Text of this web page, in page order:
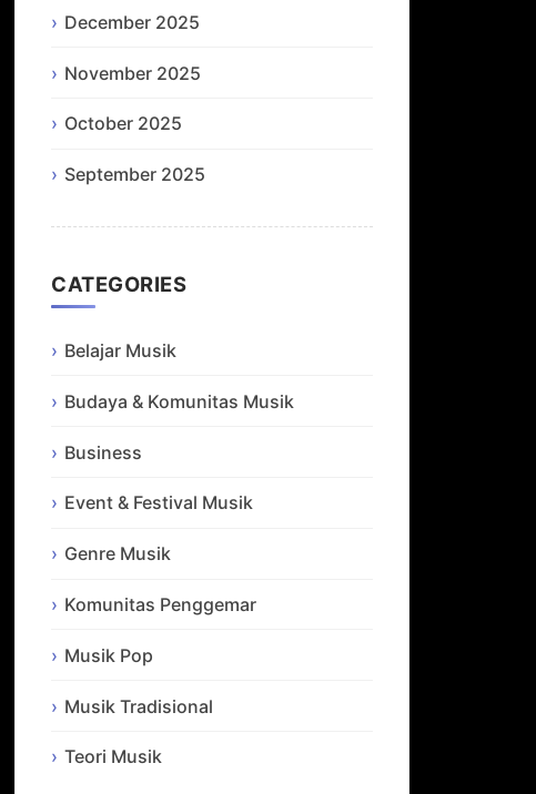
December 2025
November 2025
October 2025
September 2025
CATEGORIES
Belajar Musik
Budaya & Komunitas Musik
Business
Event & Festival Musik
Genre Musik
Komunitas Penggemar
Musik Pop
Musik Tradisional
Teori Musik